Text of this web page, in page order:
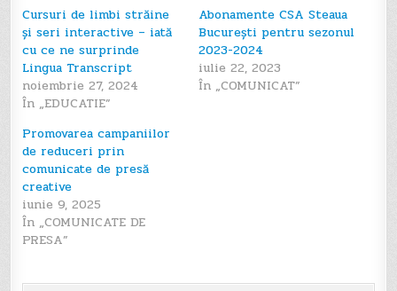
Cursuri de limbi străine
și seri interactive – iată
cu ce ne surprinde
Lingua Transcript
noiembrie 27, 2024
În „EDUCATIE”
Abonamente CSA Steaua
București pentru sezonul
2023-2024
iulie 22, 2023
În „COMUNICAT”
Promovarea campaniilor
de reduceri prin
comunicate de presă
creative
iunie 9, 2025
În „COMUNICATE DE
PRESA”